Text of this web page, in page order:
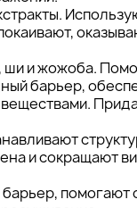
ши и жожоба.
барьер,
и сокращают
помогают